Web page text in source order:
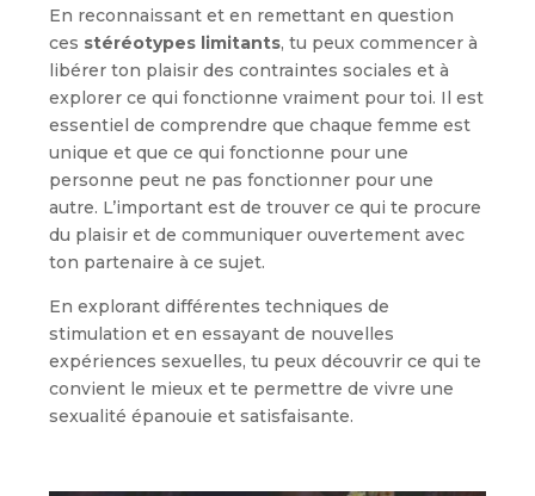
En reconnaissant et en remettant en question
ces stéréotypes limitants, tu peux commencer à
libérer ton plaisir des contraintes sociales et à
explorer ce qui fonctionne vraiment pour toi. Il est
essentiel de comprendre que chaque femme est
unique et que ce qui fonctionne pour une
personne peut ne pas fonctionner pour une
autre. L’important est de trouver ce qui te procure
du plaisir et de communiquer ouvertement avec
ton partenaire à ce sujet.
En explorant différentes techniques de
stimulation et en essayant de nouvelles
expériences sexuelles, tu peux découvrir ce qui te
convient le mieux et te permettre de vivre une
sexualité épanouie et satisfaisante.